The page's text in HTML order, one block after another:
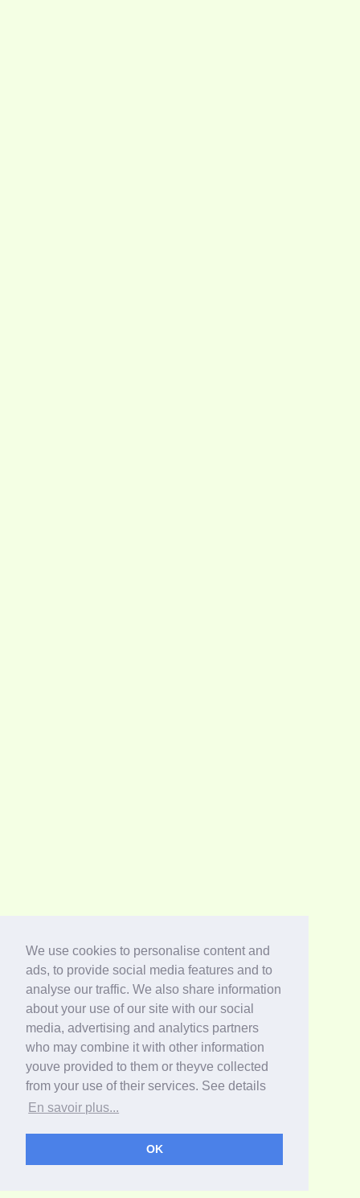
We use cookies to personalise content and
ads, to provide social media features and to
analyse our traffic. We also share information
about your use of our site with our social
media, advertising and analytics partners
who may combine it with other information
youve provided to them or theyve collected
from your use of their services. See details
En savoir plus...
OK